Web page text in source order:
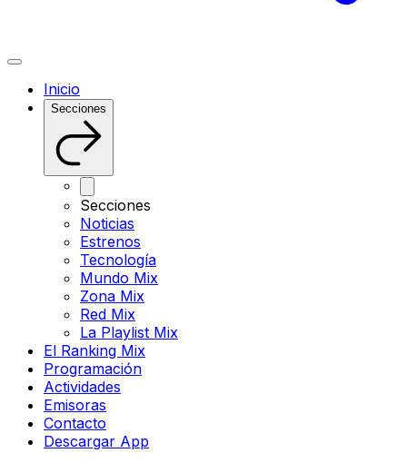
Inicio
Secciones
Secciones
Noticias
Estrenos
Tecnología
Mundo Mix
Zona Mix
Red Mix
La Playlist Mix
El Ranking Mix
Programación
Actividades
Emisoras
Contacto
Descargar App